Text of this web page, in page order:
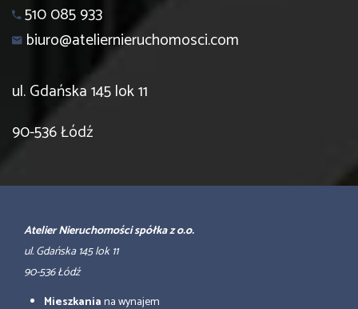
510 085 933
biuro@ateliernieruchomosci.com
ul. Gdańska 145 lok 11
90-536 Łódź
Atelier Nieruchomości spółka z o.o.
ul. Gdańska 145 lok 11
90-536 Łódź
Mieszkaniana wynajem